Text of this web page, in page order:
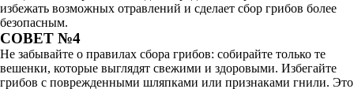
избежать возможных отравлений и сделает сбор грибов более
безопасным.
СОВЕТ №4
Не забывайте о правилах сбора грибов: собирайте только те
вешенки, которые выглядят свежими и здоровыми. Избегайте
грибов с поврежденными шляпками или признаками гнили. Это